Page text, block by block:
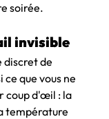
soirée.
invisible
discret de
ce que vous ne
coup d'œil : la
température